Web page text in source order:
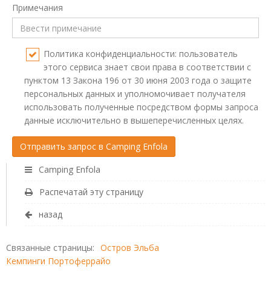
Примечания
Политика конфиденциальности: пользователь
этого сервиса знает свои права в соответствии с
пунктом 13 Закона 196 от 30 июня 2003 года о защите
персональных данных и уполномочивает получателя
использовать полученные посредством формы запроса
данные исключительно в вышеперечисленных целях.
Camping Enfola
Распечатай эту страницу
назад
Связанные страницы: Остров Эльба
Кемпинги Портоферрайо